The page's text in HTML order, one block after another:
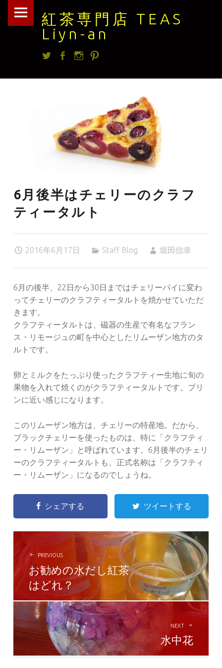
紅茶専門店 TEAS
Liyn-an
紅
Skip
Twitterfacebook
Instagram
6月後半はチェリーのクラフ
ティータルト
2016年6月17日 Staff Blog 堀田信幸
6月の後半、22日から30日まではチェリーパイに変わ
ってチェリーのクラフティータルトを焼かせていただ
きます。
クラフティータルトは、磁器の生産で有名なフラン
ス・リモージュの町を中心としたリムーザン地方のタ
ルトです。
卵とミルクをたっぷり使ったクラフティー生地に旬の
果物を入れて焼くのがクラフティータルトです。プリ
ンに近い感じになります。
このリムーザン地方は、チェリーの特産地。だから、
ブラックチェリーを使ったものは、特に「クラフティ
ー・リムーザン」と呼ばれています。6月後半のチェリ
ーのクラフティータルトも、正式名称は「クラフティ
ー・リムーザン」になるのでしょうね。
シェアする ツイートする
NAVIGATION
PREVIOUS
お勧めの水だし紅茶
はどれ？
NEXT
水中花